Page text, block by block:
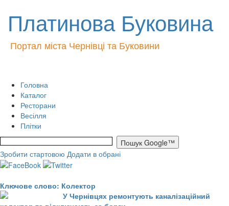
Платинова Буковина
Портал міста Чернівці та Буковини
Головна
Каталог
Ресторани
Весілля
Плітки
Зробити стартовою Додати в обрані
Ключове слово: Колектор
У Чернівцях ремонтують каналізаційний